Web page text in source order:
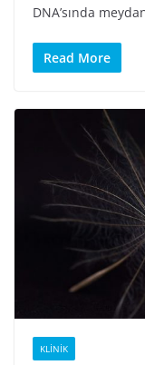
DNA’sında
Read More
KLINIK